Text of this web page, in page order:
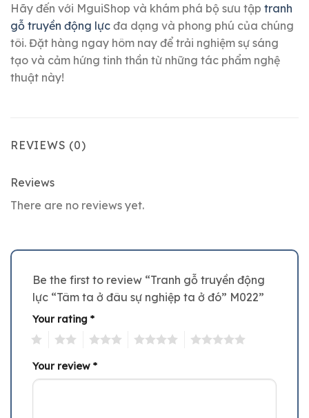
Hãy đến với MguiShop và khám phá bộ sưu tập tranh
gỗ truyền động lực đa dạng và phong phú của chúng
tôi. Đặt hàng ngay hôm nay để trải nghiệm sự sáng
tạo và cảm hứng tinh thần từ những tác phẩm nghệ
thuật này!
REVIEWS (0)
Reviews
There are no reviews yet.
Be the first to review “Tranh gỗ truyền động
lực “Tâm ta ở đâu sự nghiệp ta ở đó” M022”
Your rating *
Your review *